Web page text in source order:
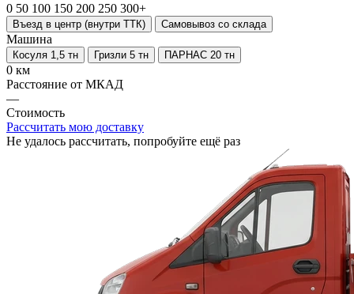
0 50 100 150 200 250 300+
Въезд в центр (внутри ТТК) Самовывоз со склада
Машина
Косуля 1,5 тн Гризли 5 тн ПАРНАС 20 тн
0 км
Расстояние от МКАД
—
Стоимость
Рассчитать мою доставку
Не удалось рассчитать, попробуйте ещё раз